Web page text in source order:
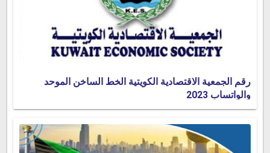
رقم الجمعية الاقتصادية الكويتية الخط الساخن الموحد
والواتساب 2023